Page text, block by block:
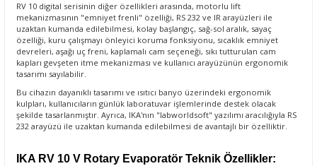
RV 10 digital serisinin diğer özellikleri arasında, motorlu lift
mekanizmasının "emniyet frenli" özelliği, RS 232 ve IR arayüzleri ile
uzaktan kumanda edilebilmesi, kolay başlangıç, sağ-sol aralık, sayaç
özelliği, kuru çalışmayı önleyici koruma fonksiyonu, sıcaklık emniyet
devreleri, aşağı uç freni, kaplamalı cam seçeneği, sıkı tutturulan cam
kapları gevşeten itme mekanizması ve kullanıcı arayüzünün ergonomik
tasarımı sayılabilir.
Bu cihazın dayanıklı tasarımı ve ısıtıcı banyo üzerindeki ergonomik
kulpları, kullanıcıların günlük laboratuvar işlemlerinde destek olacak
şekilde tasarlanmıştır. Ayrıca, IKA'nın "labworldsoft" yazılımı aracılığıyla RS
232 arayüzü ile uzaktan kumanda edilebilmesi de avantajlı bir özelliktir.
IKA RV 10 V Rotary Evaporatör Teknik Özellikler: